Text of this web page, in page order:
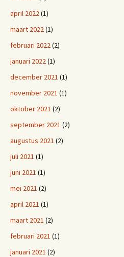
april 2022(1)
maart 2022(1)
februari 2022(2)
januari 2022(1)
december 2021 (1)
november 2021 (1)
oktober 2021 (2)
september 2021 (2)
augustus 2021 (2)
juli 2021 (1)
juni 2021 (1)
mei 2021 (2)
april 2021 (1)
maart 2021 (2)
februari 2021 (1)
januari 2021 (2)